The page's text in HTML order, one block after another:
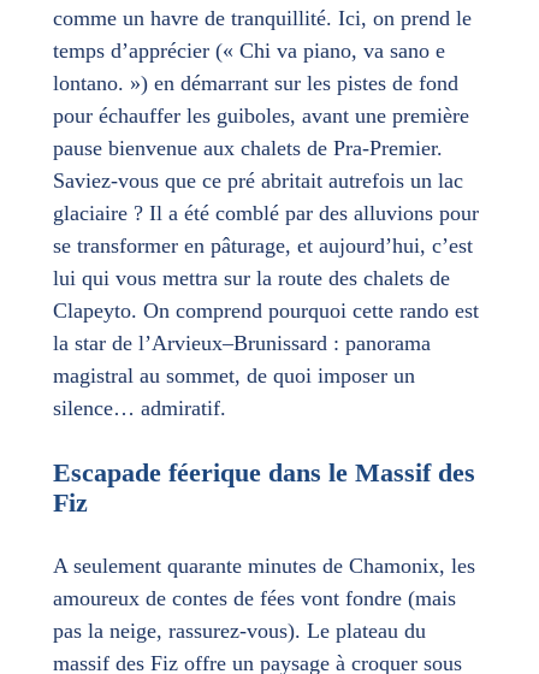
comme un havre de tranquillité. Ici, on prend le
temps d’apprécier (« Chi va piano, va sano e
lontano. ») en démarrant sur les pistes de fond
pour échauffer les guiboles, avant une première
pause bienvenue aux chalets de Pra-Premier.
Saviez-vous que ce pré abritait autrefois un lac
glaciaire ? Il a été comblé par des alluvions pour
se transformer en pâturage, et aujourd’hui, c’est
lui qui vous mettra sur la route des chalets de
Clapeyto. On comprend pourquoi cette rando est
la star de l’Arvieux–Brunissard : panorama
magistral au sommet, de quoi imposer un
silence… admiratif.
Escapade féerique dans le Massif des
Fiz
A seulement quarante minutes de Chamonix, les
amoureux de contes de fées vont fondre (mais
pas la neige, rassurez-vous). Le plateau du
massif des Fiz offre un paysage à croquer sous